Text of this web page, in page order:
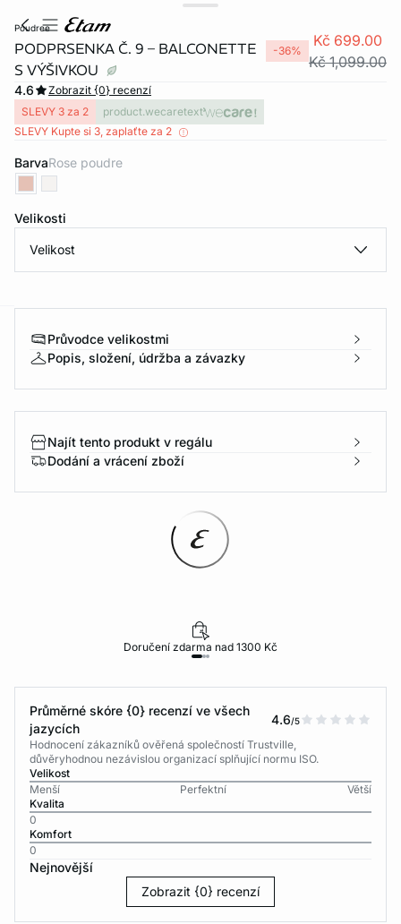
poudree
PODPRSENKA Č. 9 – BALCONETTE
S VÝŠIVKOU
-36%
Kč 699.00
Kč 1,099.00
4.6
Zobrazit {0} recenzí
SLEVY 3 za 2
product.wecaretext
SLEVY Kupte si 3, zaplaťte za 2
Barva rose poudre
Velikosti
Velikost
Průvodce velikostmi
Popis, složení, údržba a závazky
Najít tento produkt v regálu
Dodání a vrácení zboží
Doručení zdarma nad 1300 Kč
Průměrné skóre {0} recenzí ve všech
jazycích
4.6/5
Hodnocení zákazníků ověřená společností Trustville,
důvěryhodnou nezávislou organizací splňující normu ISO.
Velikost
Menší
Perfektní
Větší
Kvalita
0
Komfort
0
Nejnovější
Zobrazit {0} recenzí